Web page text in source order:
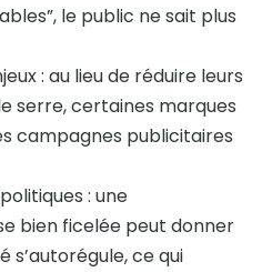
le public ne sait plus
: au lieu de réduire leurs
serre, certaines marques
campagnes publicitaires
: une
bien ficelée peut donner
s’autorégule, ce qui